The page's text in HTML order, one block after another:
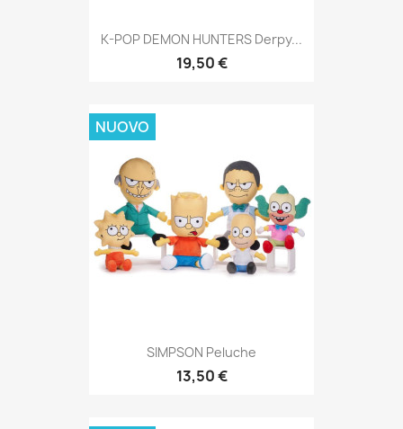
K-POP DEMON HUNTERS Derpy...
19,50 €
SIMPSON Peluche
13,50 €
NUOVO